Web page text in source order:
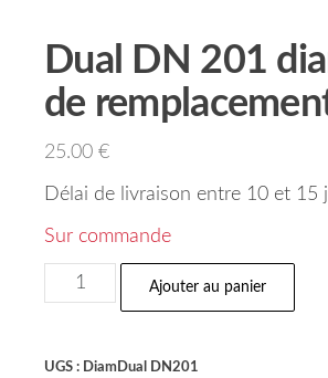
Dual DN 201
de
25.00 €
Délai de livraison entre 10 et 15
Sur commande
Ajouter au panier
UGS : DiamDual DN201